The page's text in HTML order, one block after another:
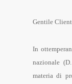
Gentile
In
nazionale
materia di